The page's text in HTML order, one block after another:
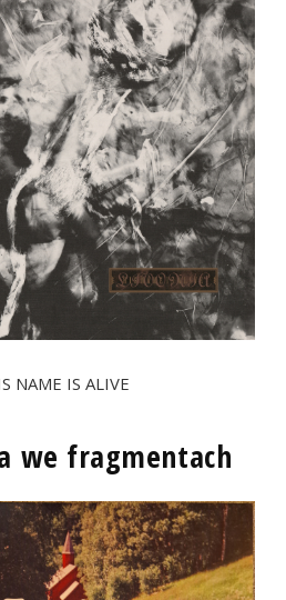
NAME IS ALIVE
we fragmentach